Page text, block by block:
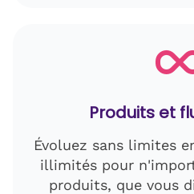
Produits et
Évoluez sans limites
illimités pour
produits, que vous